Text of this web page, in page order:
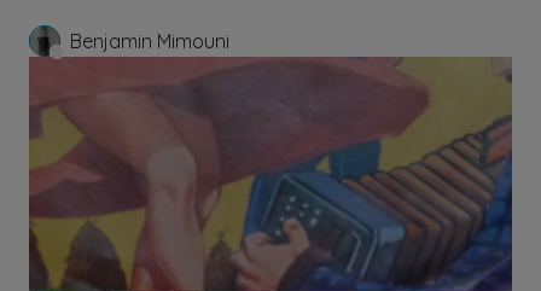
Benjamin Mimouni